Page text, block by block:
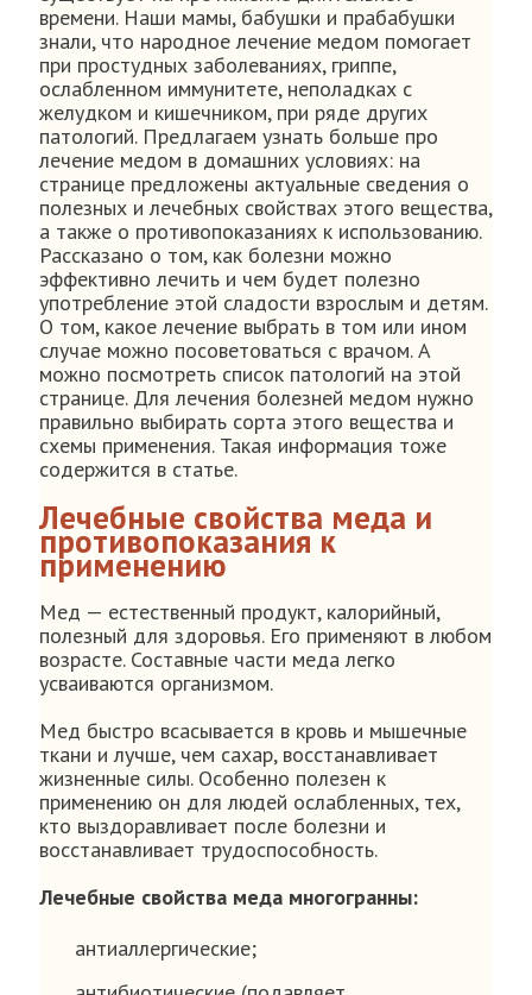
времени. Наши мамы, бабушки и прабабушки
знали, что народное лечение медом помогает
при простудных заболеваниях, гриппе,
ослабленном иммунитете, неполадках с
желудком и кишечником, при ряде других
патологий. Предлагаем узнать больше про
лечение медом в домашних условиях: на
странице предложены актуальные сведения о
полезных и лечебных свойствах этого вещества,
а также о противопоказаниях к использованию.
Рассказано о том, как болезни можно
эффективно лечить и чем будет полезно
употребление этой сладости взрослым и детям.
О том, какое лечение выбрать в том или ином
случае можно посоветоваться с врачом. А
можно посмотреть список патологий на этой
странице. Для лечения болезней медом нужно
правильно выбирать сорта этого вещества и
схемы применения. Такая информация тоже
содержится в статье.
Лечебные свойства меда и
противопоказания к
применению
Мед — естественный продукт, калорийный,
полезный для здоровья. Его применяют в любом
возрасте. Составные части меда легко
усваиваются организмом.
Мед быстро всасывается в кровь и мышечные
ткани и лучше, чем сахар, восстанавливает
жизненные силы. Особенно полезен к
применению он для людей ослабленных, тех,
кто выздоравливает после болезни и
восстанавливает трудоспособность.
Лечебные свойства меда многогранны:
антиаллергические;